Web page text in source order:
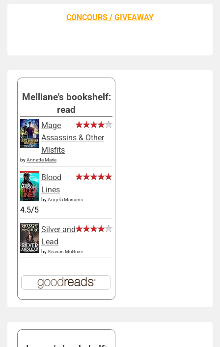
CONCOURS / GIVEAWAY
Melliane's bookshelf:
read
Mage
Assassins & Other
Misfits
byAnnette Marie
Blood
Lines
byAngela Marsons
4.5/5
Silver and
Lead
bySeanan McGuire